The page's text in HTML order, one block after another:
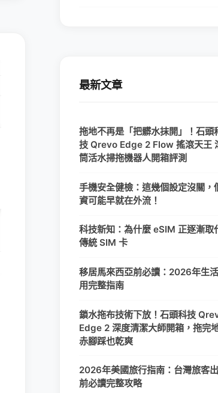
最新文章
拖地不再是「把髒水抹開」！石頭
技 Qrevo Edge 2 Flow 搖滾天王
筒活水掃拖機器人開箱評測
手機安全健檢：這幾個設定沒關，
資可能早就在外流！
科技新知：為什麼 eSIM 正逐漸取
傳統 SIM 卡
移居馬來西亞前必讀：2026年生
用完整指南
鎖水拖布技術下放！石頭科技
Edge 2 深度清潔大師開箱，拖完
赤腳踩也乾爽
2026年美國旅行指南：台灣旅客
前必讀完整攻略